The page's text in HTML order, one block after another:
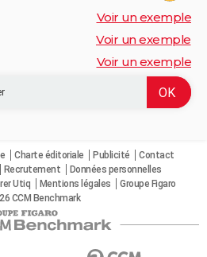
Voir un exemple
Voir un exemple
Voir un exemple
Charte éditoriale Publicité
Contact
Recrutement
Données personnelles
Utiq Mentions légales
Groupe Figaro
CCM Benchmark